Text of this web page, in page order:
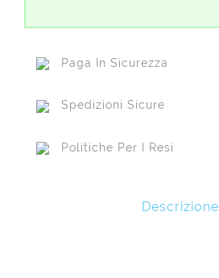
Paga In Sicurezza
Spedizioni Sicure
Politiche Per I Resi
Descrizione